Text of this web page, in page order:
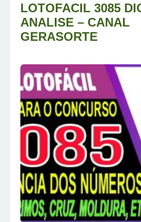
LOTOFACIL 3085
ANALISE – CANAL
GERASORTE